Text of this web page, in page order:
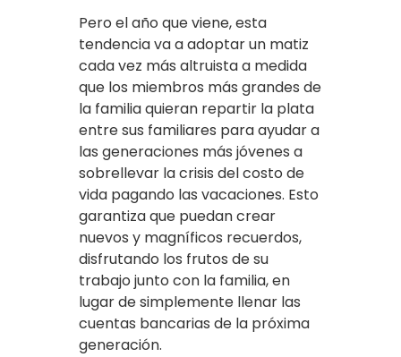
Pero el año que viene, esta
tendencia va a adoptar un matiz
cada vez más altruista a medida
que los miembros más grandes de
la familia quieran repartir la plata
entre sus familiares para ayudar a
las generaciones más jóvenes a
sobrellevar la crisis del costo de
vida pagando las vacaciones. Esto
garantiza que puedan crear
nuevos y magníficos recuerdos,
disfrutando los frutos de su
trabajo junto con la familia, en
lugar de simplemente llenar las
cuentas bancarias de la próxima
generación.